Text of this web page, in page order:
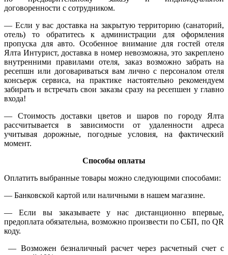
договоренности с сотрудником.
— Если у вас доставка на закрытую территорию (санаторий,
отель) то обратитесь к администрации для оформления
пропуска для авто. Особенное внимание для гостей отеля
Ялта Интурист, доставка в номер невозможна, это закреплено
внутренними правилами отеля, заказ возможно забрать на
ресепшн или договариваться вам лично с персоналом отеля
консьерж сервиса, на практике настоятельно рекомендуем
забирать и встречать свои заказы сразу на ресепшен у главно
входа!
— Стоимость доставки цветов и шаров по городу Ялта
рассчитывается в зависимости от удаленности адреса
учитывая дорожные, погодные условия, на фактический
момент.
Способы оплаты
Оплатить выбранные товары можно следующими способами:
​— Банковской картой или наличными в нашем магазине.
— Если вы заказываете у нас дистанционно впервые,
предоплата обязательна, возможно произвести по СБП, по QR
коду.
— Возможен безналичный расчет через расчетный счет с